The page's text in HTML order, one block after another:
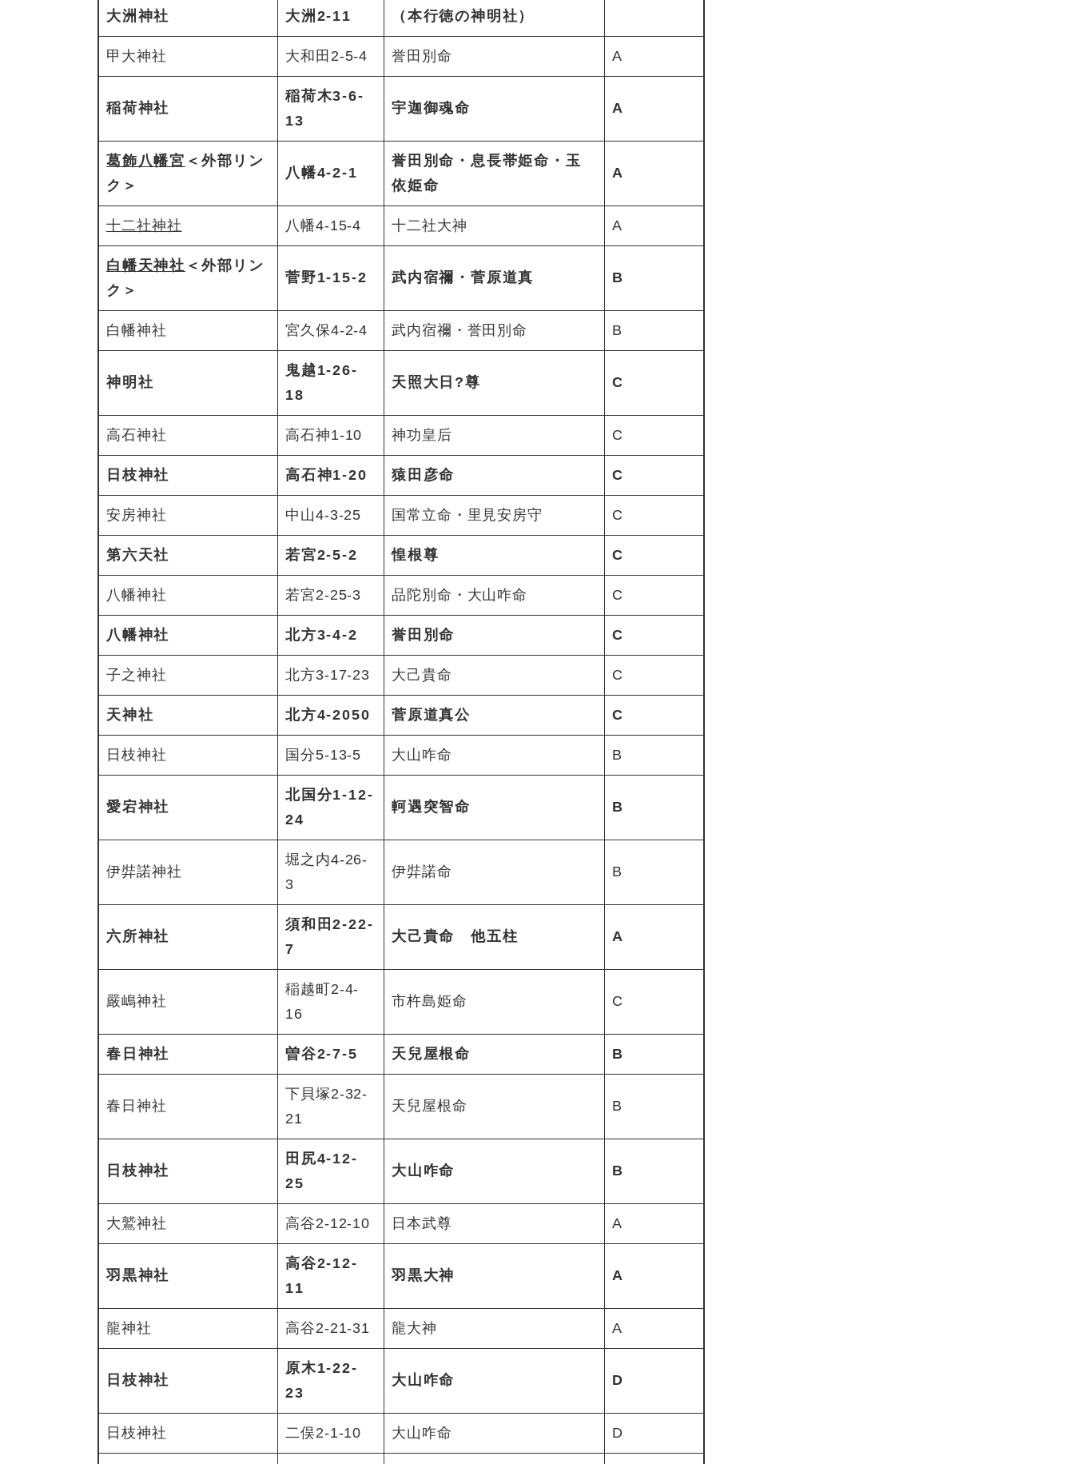
大洲神社 大洲2-11 （本行徳の神明社）
甲大神社 大和田2-5-4 誉田別命 A
稲荷神社
稲荷木3-6-
13
宇迦御魂命 A
葛飾八幡宮 ＜外部リン
ク＞
八幡4-2-1
誉田別命・息長帯姫命・玉
依姫命
A
十二社神社 八幡4-15-4 十二社大神 A
白幡天神社 ＜外部リン
ク＞
菅野1-15-2 武内宿禰・菅原道真 B
白幡神社 宮久保4-2-4 武内宿禰・誉田別命 B
神明社
鬼越1-26-
18
天照大日?尊 C
高石神社 高石神1-10 神功皇后 C
日枝神社 高石神1-20 猿田彦命 C
安房神社 中山4-3-25 国常立命・里見安房守 C
第六天社 若宮2-5-2 惶根尊 C
八幡神社 若宮2-25-3 品陀別命・大山咋命 C
八幡神社 北方3-4-2 誉田別命 C
子之神社 北方3-17-23 大己貴命 C
天神社 北方4-2050 菅原道真公 C
日枝神社 国分5-13-5 大山咋命 B
愛宕神社
北国分1-12-
24
軻遇突智命 B
伊弉諾神社
堀之内4-26-
3
伊弉諾命 B
六所神社
須和田2-22-
7
大己貴命 他五柱 A
嚴嶋神社
稲越町2-4-
16
市杵島姫命 C
春日神社 曽谷2-7-5 天兒屋根命 B
春日神社
下貝塚2-32-
21
天兒屋根命 B
日枝神社
田尻4-12-
25
大山咋命 B
大鷲神社 高谷2-12-10 日本武尊 A
羽黒神社
高谷2-12-
11
羽黒大神 A
龍神社 高谷2-21-31 龍大神 A
日枝神社
原木1-22-
23
大山咋命 D
日枝神社 二俣2-1-10 大山咋命 D